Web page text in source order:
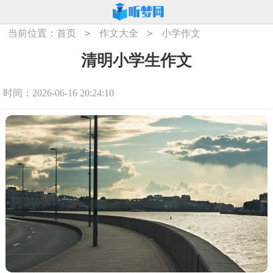
当前位置：首页 > 作文大全 > 小学作文
清明小学生作文
时间：2026-06-16 20:24:10